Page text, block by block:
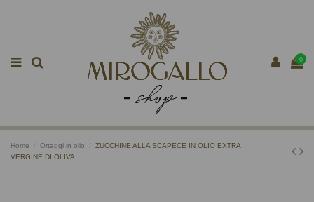
0
Home Ortaggi in olio
ZUCCHINE ALLA SCAPECE IN OLIO EXTRA
VERGINE DI OLIVA